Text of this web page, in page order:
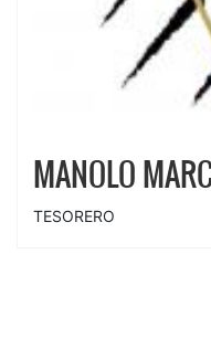
MANOLO
TESORERO